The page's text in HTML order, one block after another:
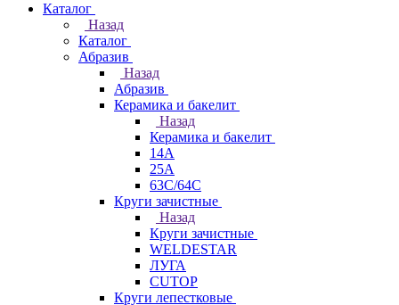
Каталог
Назад
Каталог
Абразив
Назад
Абразив
Керамика и бакелит
Назад
Керамика и бакелит
14А
25А
63С/64С
Круги зачистные
Назад
Круги зачистные
WELDESTAR
ЛУГА
CUTOP
Круги лепестковые